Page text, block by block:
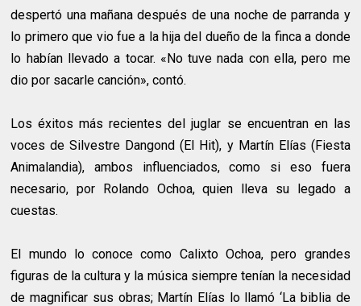
despertó una mañana después de una noche de parranda y
lo primero que vio fue a la hija del dueño de la finca a donde
lo habían llevado a tocar. «No tuve nada con ella, pero me
dio por sacarle canción», contó.
Los éxitos más recientes del juglar se encuentran en las
voces de Silvestre Dangond (El Hit), y Martín Elías (Fiesta
Animalandia), ambos influenciados, como si eso fuera
necesario, por Rolando Ochoa, quien lleva su legado a
cuestas.
El mundo lo conoce como Calixto Ochoa, pero grandes
figuras de la cultura y la música siempre tenían la necesidad
de magnificar sus obras; Martín Elías lo llamó ‘La biblia de